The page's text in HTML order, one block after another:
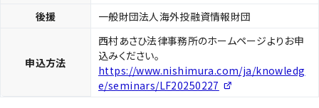
後援
一般財団法人海外投融資情報財団
申込方法
西村あさひ法律事務所のホームページよりお申
込みください。
https://www.nishimura.com/ja/knowledg
e/seminars/LF20250227